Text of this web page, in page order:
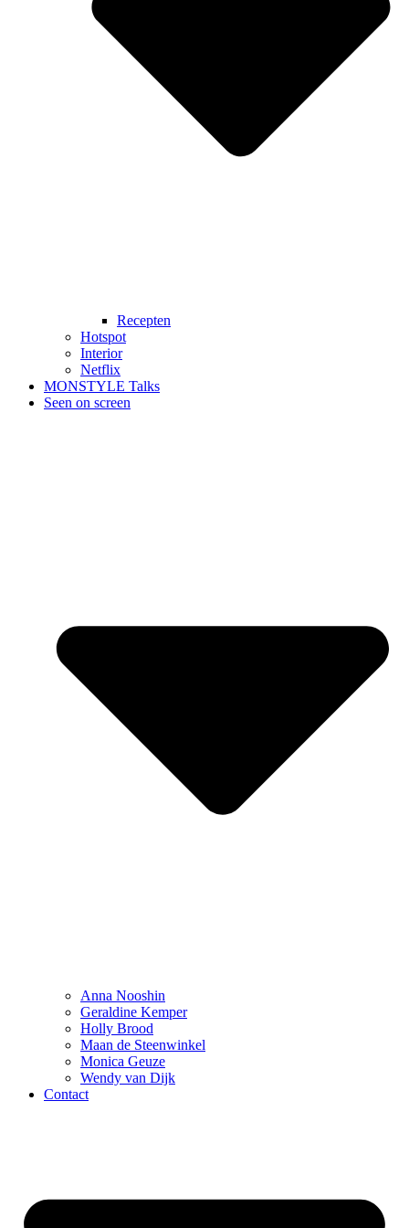
Recepten
Hotspot
Interior
Netflix
MONSTYLE Talks
Seen on screen
Anna Nooshin
Geraldine Kemper
Holly Brood
Maan de Steenwinkel
Monica Geuze
Wendy van Dijk
Contact